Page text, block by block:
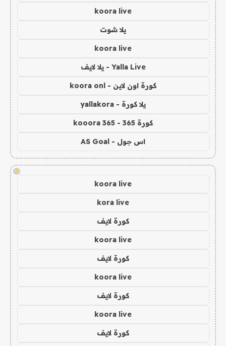
koora live
يلا شوت
koora live
Yalla Live - يلا لايف
كورة اون لاين - koora onl
يلا كورة - yallakora
كورة 365 - kooora 365
اس جول - AS Goal
!
koora live
kora live
كورة لايف
koora live
كورة لايف
koora live
كورة لايف
koora live
كورة لايف